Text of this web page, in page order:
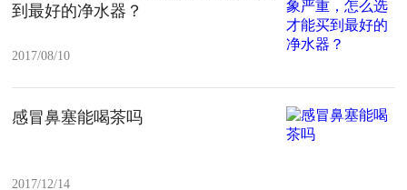
到最好的净水器​？
2017/08/10
感冒鼻塞能喝茶吗
2017/12/14